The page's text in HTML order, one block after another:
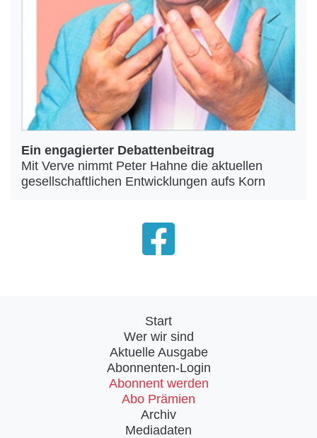
Ein engagierter Debattenbeitrag
Mit Verve nimmt Peter Hahne die aktuellen
gesellschaftlichen Entwicklungen aufs Korn
Start
Wer wir sind
Aktuelle Ausgabe
Abonnenten-Login
Abonnent werden
Abo Prämien
Archiv
Mediadaten